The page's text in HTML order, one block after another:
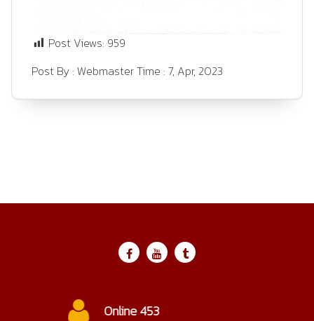
Post Views: 959
Post By : WebmasterTime : 7, Apr, 2023
ctc@cmtc.ac.th